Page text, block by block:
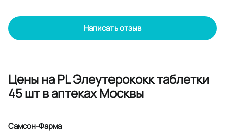
Написать отзыв
Цены на PL Элеутерококк таблетки
45 шт в аптеках Москвы
Самсон-Фарма